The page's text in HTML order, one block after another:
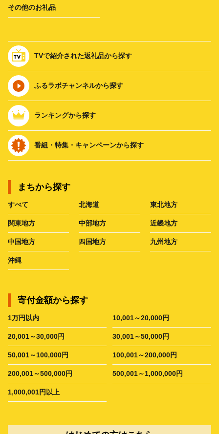
その他のお礼品
TVで紹介された返礼品から探す
ふるラボチャンネルから探す
ランキングから探す
番組・特集・キャンペーンから探す
まちから探す
すべて 北海道 東北地方
関東地方 中部地方 近畿地方
中国地方 四国地方 九州地方
沖縄
寄付金額から探す
1万円以内 10,001～20,000円
20,001～30,000円 30,001～50,000円
50,001～100,000円 100,001～200,000円
200,001～500,000円 500,001～1,000,000円
1,000,001円以上